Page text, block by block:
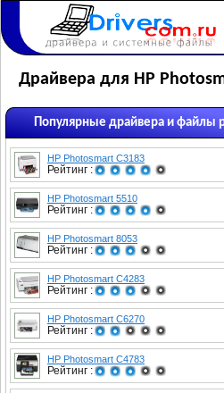
Драйвера для HP
Популярные драйвера и файлы
HP Photosmart C3183
Рейтинг :
HP Photosmart 5510
Рейтинг :
HP Photosmart 8053
Рейтинг :
HP Photosmart C4283
Рейтинг :
HP Photosmart C6270
Рейтинг :
HP Photosmart C4783
Рейтинг :